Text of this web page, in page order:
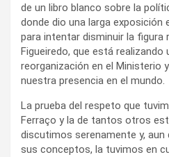
de un libro blanco sobre la
donde dio una larga exposición
para intentar disminuir la figura
Figueiredo, que está
reorganización en el Ministerio
nuestra presencia en el mundo.
La prueba del respeto que
Ferraço y la de tantos otros
discutimos serenamente y, aun
sus conceptos, la tuvimos en